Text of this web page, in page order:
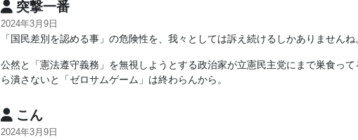
突撃一番
2024年3月9日
「国民差別を認める事」の危険性を、我々としては訴え続けるしかありませんね
公然と「憲法遵守義務」を無視しようとする政治家が立憲民主党にまで巣食って
ら潰さないと「ゼロサムゲーム」は終わらんから。
こん
2024年3月9日